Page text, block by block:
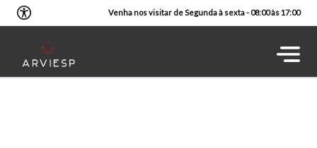
Venha nos visitar de Segunda à sexta - 08:00 às 17:00